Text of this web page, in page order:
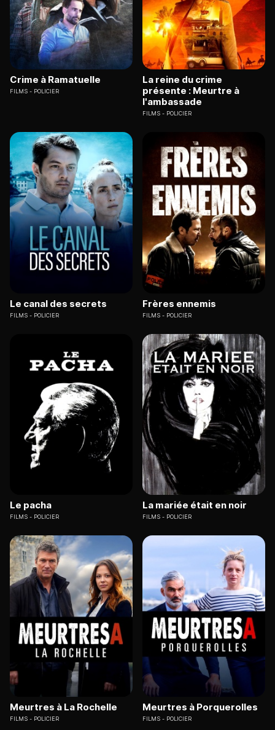
Crime à Ramatuelle
FILMS POLICIER
La reine du crime
présente : Meurtre à
l'ambassade
FILMS POLICIER
Le canal des secrets
FILMS POLICIER
Frères ennemis
FILMS POLICIER
Le pacha
FILMS POLICIER
La mariée était en noir
FILMS POLICIER
Meurtres à La Rochelle
FILMS POLICIER
Meurtres à Porquerolles
FILMS POLICIER